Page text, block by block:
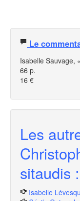
Le
Isabelle Sauvage,
66 p.
16 €
Les
sitaudis :
Isabelle